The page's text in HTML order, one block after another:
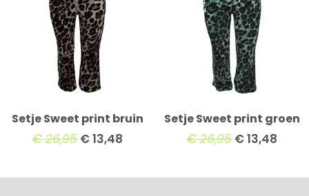
Setje Sweet print bruin
€26,95 €13,48
Setje Sweet print groen
€26,95 €13,48